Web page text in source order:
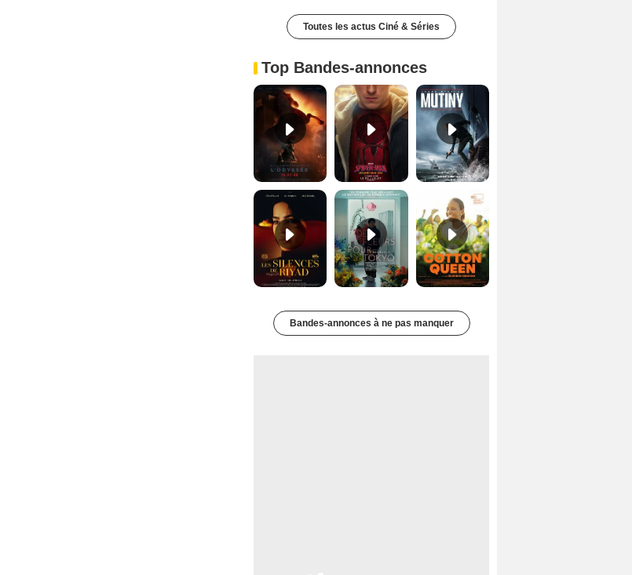
Toutes les actus Ciné & Séries
Top Bandes-annonces
L'Odyssée Bande-annonce VO STFR Spider-Man: Brand New Day Bande-annonce VO STFR
Les Silences de Riyad Bande-annonce VO STFR Cotton Queen Bande-annonce VO STFR
Bandes-annonces à ne pas manquer